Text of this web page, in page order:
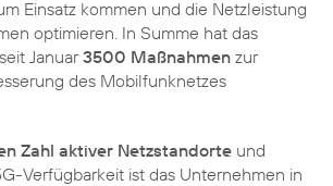
Einsatz kommen und die Netzleistung
optimieren. In Summe hat das
Januar3500 Maßnahmen zur
des Mobilfunknetzes
Zahl aktiver Netzstandorte und
Verfügbarkeit ist das Unternehmen in